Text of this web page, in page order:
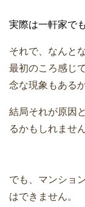
実際は一軒家で
それで、なんと
最初のころ感じ
念な現象もある
結局それが原因
るかもしれません
でも、マンショ
はできません。